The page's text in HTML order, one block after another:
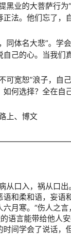
黑业的大菩萨行
法。他们忘了，
同体名大悲”。学
自己的心。当我们
不可宽恕”浪子，
如何选择？全在自
上、博文
从口入，祸从口
语和柔和语，妄语
六月寒。”伤人之
语言能带给他人
时间学会了说话，